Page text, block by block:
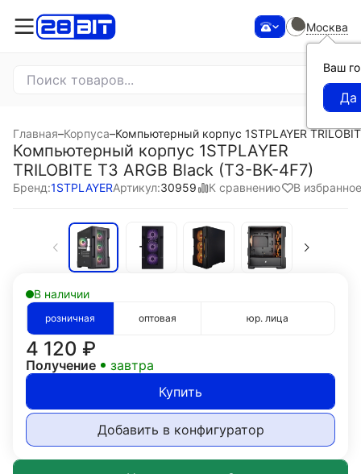
Москва
Ваш
Главная–Корпуса–Компьютерный корпус 1STPLAYER
Компьютерный корпус 1STPLAYER
TRILOBITE T3 ARGB Black (T3-BK-4F7)
Бренд:1STPLAYERАртикул:30959 К сравнению В избранное
В наличии
розничная оптовая юр. лица
4 120 ₽
Получение
завтра
Купить
Добавить в конфигуратор